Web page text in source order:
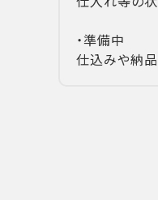
・準備中
仕込みや納